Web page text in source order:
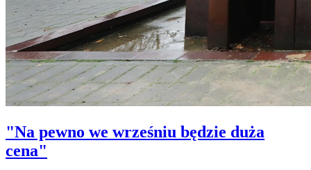
"Na pewno we wrześniu będzie duża
cena"